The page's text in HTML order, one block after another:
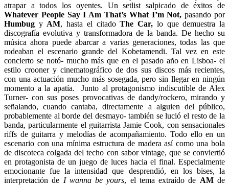
atrapar a todos los oyentes. Un setlist salpicado de éxitos de
Whatever People Say I Am That’s What I’m Not, pasando por
Humbug y AM, hasta el citadoThe Car, lo que demuestra la
discografía evolutiva y transformadora de la banda. De hecho su
música ahora puede abarcar a varias generaciones, todas las que
rodeaban el escenario grande del Kobetamendi. Tal vez en este
concierto se notó- mucho más que en el pasado año en Lisboa- el
estilo crooner y cinematográfico de dos sus discos más recientes,
con una actuación mucho más sosegada, pero sin llegar en ningún
momento a la apatía. Junto al protagonismo indiscutible de Alex
Turner- con sus poses provocativas de dandy/rockero, mirando y
señalando, cuando cantaba, directamente a alguien del público,
probablemente al borde del desmayo- también se lució el resto de la
banda, particularmente el guitarrista Jamie Cook, con sensacionales
riffs de guitarra y melodías de acompañamiento. Todo ello en un
escenario con una mínima estructura de madera así como una bola
de discoteca colgada del techo con sabor vintage, que se conviertió
en protagonista de un juego de luces hacia el final. Especialmente
emocionante fue la intensidad que desprendió, en los bises, la
interpretación de I wanna be yours, el tema extraído de AMde